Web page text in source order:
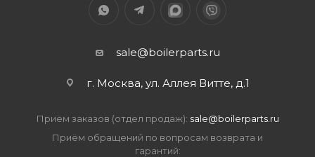
sale@boilerparts.ru
г. Москва, ул. Аллея Витте, д.1
Приём заказов (отдел продаж): sale@boilerparts.ru
Приём обращений по вопросам возврата и
гарантий: